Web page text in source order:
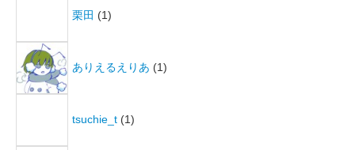
栗田 (1)
ありえるえりあ (1)
tsuchie_t (1)